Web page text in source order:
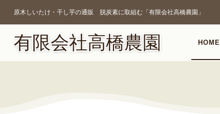
HOME
有限会社高橋農園
原木しいたけ・干し芋の通販 脱炭素に取組む「有限会社高橋農園」